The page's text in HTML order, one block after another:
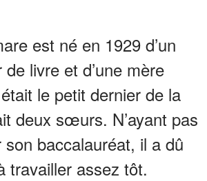
est né en 1929 d’un
livre et d’une mère
le petit dernier de la
deux sœurs. N’ayant pas
baccalauréat, il a dû
travailler assez tôt.